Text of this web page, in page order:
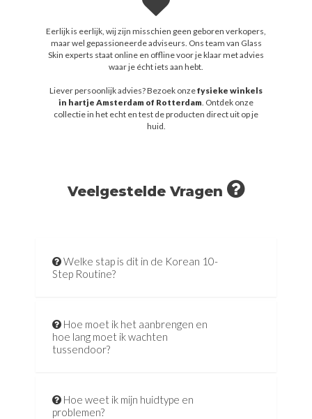
Eerlijk is eerlijk, wij zijn misschien geen geboren verkopers,
maar wel gepassioneerde adviseurs. Ons team van Glass
Skin experts staat online en offline voor je klaar met advies
waar je écht iets aan hebt.
Liever persoonlijk advies? Bezoek onzefysieke winkels
in hartje Amsterdam of Rotterdam . Ontdek onze
collectie in het echt en test de producten direct uit op je
huid.
Veelgestelde Vragen
Welke stap is dit in de Korean 10-
Step Routine?
Hoe moet ik het aanbrengen en
hoe lang moet ik wachten
tussendoor?
Hoe weet ik mijn huidtype en
problemen?